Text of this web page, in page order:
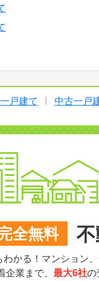
戸建て 中古一戸
全無料
かる！マンション
企業まで、 最大6社の